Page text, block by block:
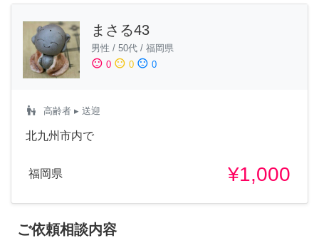
まさる43
男性 / 50代 / 福岡県
sentiment_satisfied 0 sentiment_neutral 0 sentiment_dissatisfied 0
escalator_warning 高齢者 ▸ 送迎
北九州市内で
福岡県 ¥1,000
ご依頼相談内容